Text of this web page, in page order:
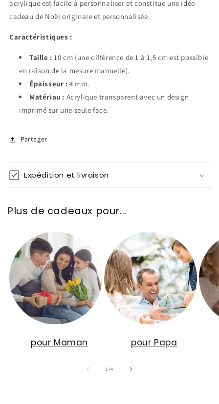
acrylique est facile à personnaliser et constitue une idée
cadeau de Noël originale et personnalisée.
Caractéristiques :
Taille : 10 cm (une différence de 1 à 1,5 cm est possible
en raison de la mesure manuelle).
Épaisseur : 4 mm.
Matériau : Acrylique transparent avec un design
imprimé sur une seule face.
Partager
Expédition et livraison
Plus de cadeaux pour...
pour Maman pour Papa
1/de
4